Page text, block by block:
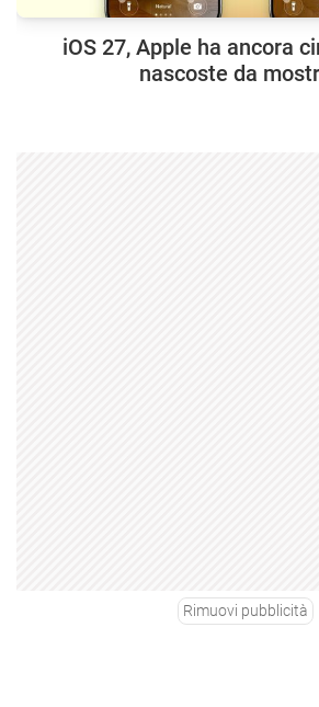
iOS 27, Apple ha ancora
nascoste da
Rimuovi pubblicità